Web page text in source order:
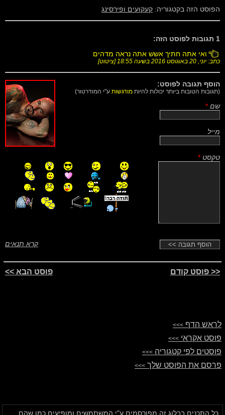
הפוסט הזה בקטגוריה: קעקועים ופירסינג
1 תגובות לפוסט הזה:
ואי אתה חתיך אשש אתה נראה מדהים
כתב: יוני, 20 באוגוסט 2016 בשעה 18:55 [ציטוט]
הוסף תגובה לפוסט:
(תגובות הטובות ביותר יכולות להיות מודגשות ע"י המודרטור)
שם *
מייל
טקסט *
קרא תנאים
<< פוסט קודם פוסט הבא >>
לראש הדף >>>
פוסט אקראי >>>
פוסטים לפי קטגוריה >>>
פרסם את הפוסט שלך >>>
כל התכנים בבלוג זה מפורסמים ע"י המשתמשים ומופיעים כמו שהם.